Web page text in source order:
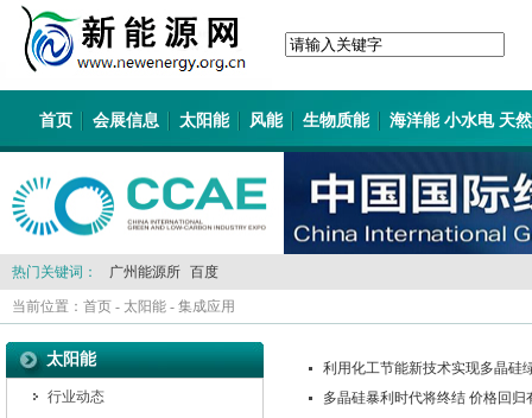
首页 会展信息 太阳能 风能 生物质能 海洋能 小水电 天
热门关键词： 广州能源所 百度
当前位置： 首页 - 太阳能 - 集成应用
太阳能
行业动态
利用化工节能新技术实现多晶硅
多晶硅暴利时代将终结 价格回归